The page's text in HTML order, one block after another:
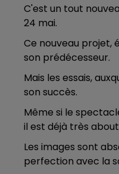
LE
C'est un tout
24 mai.
Ce nouveau projet,
son prédécesseur.
Mais les essais,
son succès.
Même si le
il est déjà très
Les images sont
perfection avec la